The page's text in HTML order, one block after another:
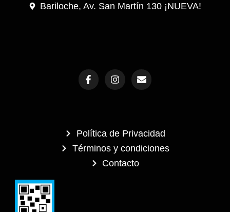
Bariloche, Av. San Martín 130 ¡NUEVA!
F
a
c
o
k
-
I
n
s
a
m
E
n
v
e
Política de Privacidad
Términos y condiciones
Contacto